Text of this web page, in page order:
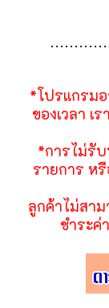
*โปรแกรม
ของเวลา เ
*การไม่รั
รายการ หรื
ลูกค้าไม่สา
ชำระค่